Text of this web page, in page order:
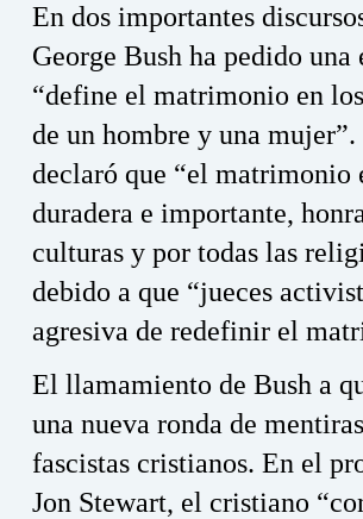
En dos importantes
George Bush ha pedido
“define el matrimonio en
de un hombre y una
declaró que “el matrimonio
duradera e importante,
culturas y por todas las
debido a que “jueces
agresiva de redefinir el
El llamamiento de Bush a
una nueva ronda de
fascistas cristianos. En el
Jon Stewart, el cristiano